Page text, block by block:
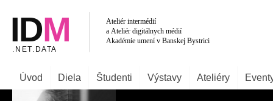
Úvod Diela Študenti Výstavy Ateliéry